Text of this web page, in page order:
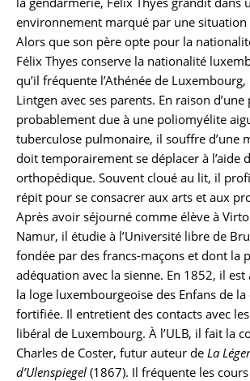
environnement marqué par une
Alors que son père opte pour la
Félix Thyes conserve la nationalité
qu’il fréquente l’Athénée de Luxembourg,
Lintgen avec ses parents. En raison
probablement due à une poliomyélite
tuberculose pulmonaire, il souffre d’une
doit temporairement se déplacer à l’aide
orthopédique. Souvent cloué au lit, il
répit pour se consacrer aux arts et aux
Après avoir séjourné comme élève à
Namur, il étudie à l’Université libre de
fondée par des francs-maçons et dont la
adéquation avec la sienne. En 1852, il
la loge luxembourgeoise des Enfans de
fortifiée. Il entretient des contacts avec
libéral de Luxembourg. À l’ULB, il fait la
Charles de Coster, futur auteur de La
d’Ulenspiegel (1867). Il fréquente les